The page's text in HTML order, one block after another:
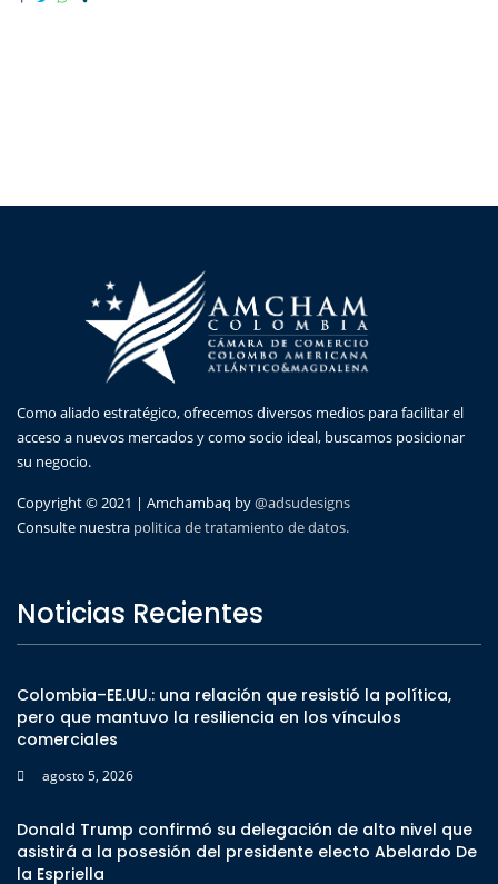
Como aliado estratégico, ofrecemos diversos medios para facilitar el
acceso a nuevos mercados y como socio ideal, buscamos posicionar
su negocio.
Copyright © 2021 | Amchambaq by@adsudesigns
Consulte nuestra politica de tratamiento de datos.
Noticias Recientes
Colombia–EE.UU.: una relación que resistió la política,
pero que mantuvo la resiliencia en los vínculos
comerciales
agosto 5, 2026
Donald Trump confirmó su delegación de alto nivel que
asistirá a la posesión del presidente electo Abelardo De
la Espriella